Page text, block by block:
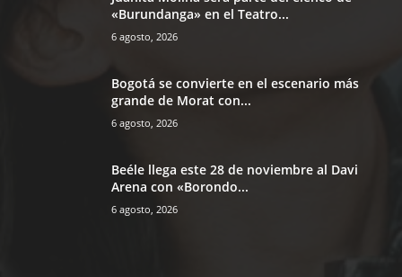
«Burundanga» en el Teatro...
6 agosto, 2026
Bogotá se convierte en el escenario más
grande de Morat con...
6 agosto, 2026
Beéle llega este 28 de noviembre al Davi
Arena con «Borondo...
6 agosto, 2026